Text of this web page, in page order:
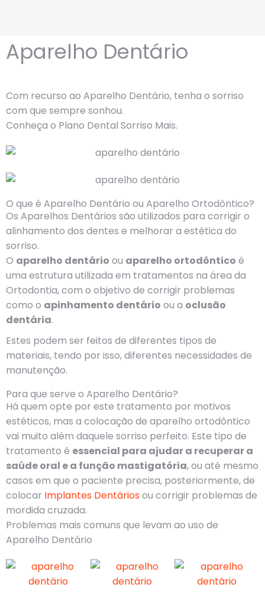
Aparelho Dentário
Com recurso ao Aparelho Dentário, tenha o sorriso
com que sempre sonhou.
Conheça o Plano Dental Sorriso Mais.
O que é Aparelho Dentário ou Aparelho Ortodôntico?
Os Aparelhos Dentários são utilizados para corrigir o
alinhamento dos dentes e melhorar a estética do
sorriso.
O aparelho dentário ou aparelho ortodôntico é
uma estrutura utilizada em tratamentos na área da
Ortodontia, com o objetivo de corrigir problemas
como o apinhamento dentário ou a oclusão
dentária.
Estes podem ser feitos de diferentes tipos de
materiais, tendo por isso, diferentes necessidades de
manutenção.
Para que serve o Aparelho Dentário?
Há quem opte por este tratamento por motivos
estéticos, mas a colocação de aparelho ortodôntico
vai muito além daquele sorriso perfeito. Este tipo de
tratamento é essencial para ajudar a recuperar a
saúde oral e a função mastigatória, ou até mesmo
casos em que o paciente precisa, posteriormente, de
colocar Implantes Dentáriosou corrigir problemas de
mordida cruzada.
Problemas mais comuns que levam ao uso de
Aparelho Dentário